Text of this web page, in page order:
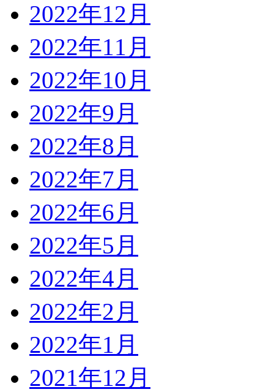
2022年12月
2022年11月
2022年10月
2022年9月
2022年8月
2022年7月
2022年6月
2022年5月
2022年4月
2022年2月
2022年1月
2021年12月